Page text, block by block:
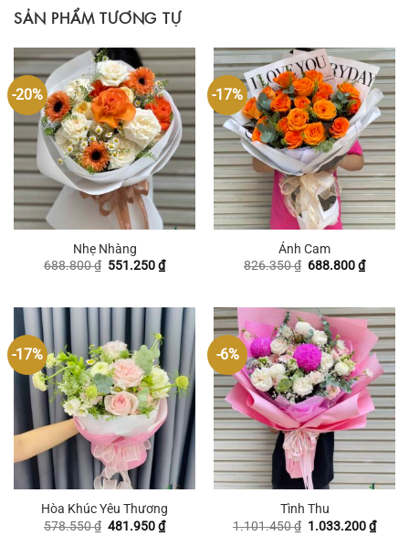
SẢN PHẨM TƯƠNG TỰ
-20%
Nhẹ Nhàng
688.800₫ Giá
551.250₫Giá
hiện
551.250 ₫.
-17%
Ánh Cam
826.350₫ Giá
688.800₫Giá
hiện
-17%
Hòa Khúc Yêu Thương
578.550₫ Giá
481.950₫Giá
hiện
-6%
Tình Thu
1.101.450₫ Giá
1.033.200₫Giá
hiện